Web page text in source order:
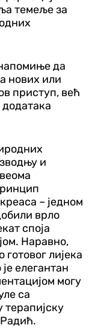
темеље за
да
нових или
приступ, већ
и
– једном
врло
споја
Наравно,
лијека
елегантан
могу
са
терапијску